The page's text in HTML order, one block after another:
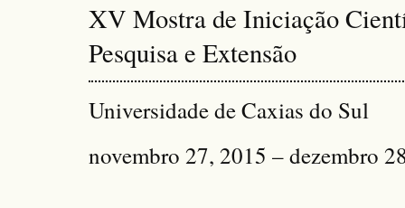
XV Mostra de Iniciação
Pesquisa e Extensão
Universidade de Caxias do Sul
novembro 27, 2015 – dezembro